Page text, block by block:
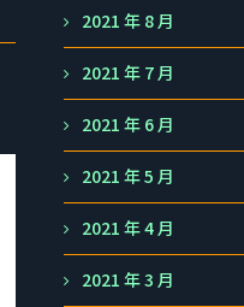
2021 年 8 月
2021 年 7 月
2021 年 6 月
2021 年 5 月
2021 年 4 月
2021 年 3 月